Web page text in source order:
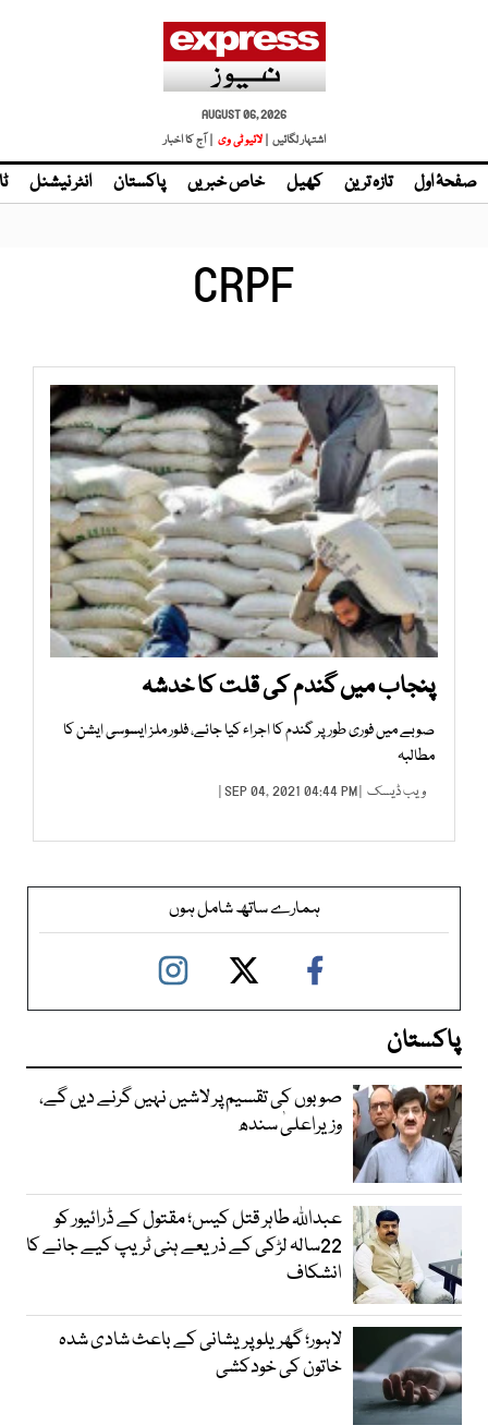
AUGUST 06, 2026
اشتہار لگائیں |
| آج کا اخبار
صفحۂ اول تازہ ترین کھیل خاص خبریں پاکستان انٹر نیشنل
CRPF
پنجاب میں گندم کی قلت کا خدشہ
صوبے میں فوری طور پر گندم کا اجراء کیا جائے، فلور ملز ایسوسی ایشن کا
مطالبہ
ویب ڈیسک | SEP 04, 2021 04:44 PM |
ہمارے ساتھ شامل ہوں
پاکستان
صوبوں کی تقسیم پر لاشیں نہیں گرنے دیں گے،
وزیراعلیٰ سندھ
عبداللہ طاہر قتل کیس؛ مقتول کے ڈرائیور کو
22سالہ لڑکی کے ذریعے ہنی ٹریپ کیے جانے کا
انشکاف
لاہور؛ گھریلو پریشانی کے باعث شادی شدہ
خاتون کی خودکشی